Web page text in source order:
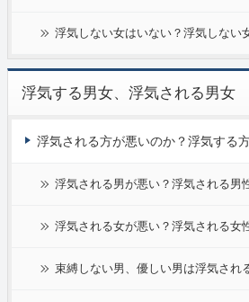
浮気しない女はいない？浮気しない
浮気する男女、浮気される男女
浮気される方が悪いのか？浮気する
浮気される男が悪い？浮気される男
浮気される女が悪い？浮気される女
束縛しない男、優しい男は浮気され